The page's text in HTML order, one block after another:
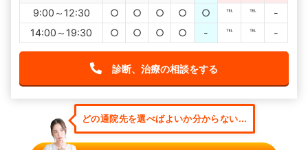
9:00～12:30
○ ○ ○ ○ ○ ℡ ℡
-
14:00～19:30
○ ○ ○ ○ - ℡ ℡ -
診断、治療の相談をする
どの通院先を選べばよいか分からない...